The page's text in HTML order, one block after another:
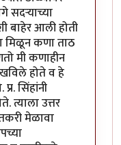
सदऱ्याच्या
बाहेर आली होती
मिळून कणा ताठ
मी कणाहीन
होते व हे
सिंहांनी
त्याला उत्तर
मेळावा